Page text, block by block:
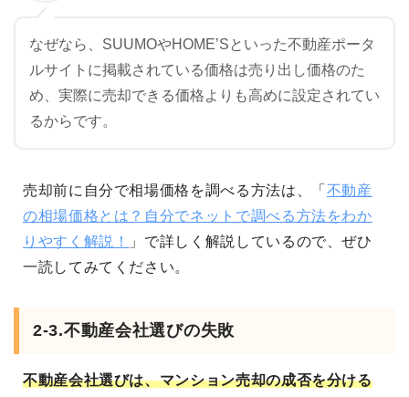
なぜなら、SUUMOやHOME’Sといった不動産ポータ
ルサイトに掲載されている価格は売り出し価格のた
め、実際に売却できる価格よりも高めに設定されてい
るからです。
売却前に自分で相場価格を調べる方法は、「 不動産
の相場価格とは？自分でネットで調べる方法をわか
りやすく解説！
」で詳しく解説しているので、ぜひ
一読してみてください。
2-3.不動産会社選びの失敗
不動産会社選びは、マンション売却の成否を分ける